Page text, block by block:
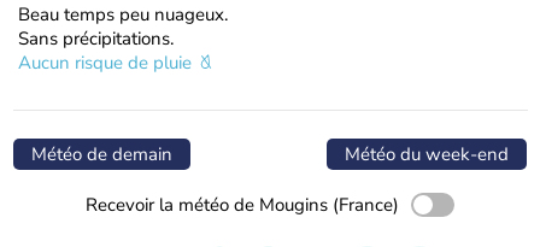
Beau temps peu nuageux.
Sans précipitations.
Aucun risque de pluie
Météo de demain Météo du week-end
Recevoir la météo de Mougins (France)